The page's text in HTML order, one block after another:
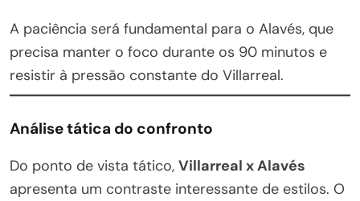
A paciência será fundamental para o Alavés, que
precisa manter o foco durante os 90 minutos e
resistir à pressão constante do Villarreal.
Análise tática do confronto
Do ponto de vista tático, Villarreal x Alavés
apresenta um contraste interessante de estilos. O